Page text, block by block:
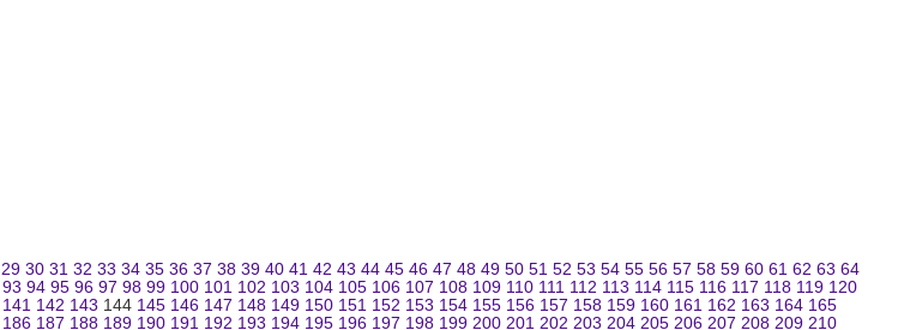
29 30 31 32 33 34 35 36 37 38 39 40 41 42 43 44 45 46 47 48 49 50 51 52 53 54 55 56 57 58 59 60 61 62 63 64
93 94 95 96 97 98 99 100 101 102 103 104 105 106 107 108 109 110 111 112 113 114 115 116 117 118 119 120
141 142 143 144 145 146 147 148 149 150 151 152 153 154 155 156 157 158 159 160 161 162 163 164 165
186 187 188 189 190 191 192 193 194 195 196 197 198 199 200 201 202 203 204 205 206 207 208 209 210